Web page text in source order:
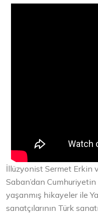
İllüzyonist Sermet Erkin
Saban’dan
yaşanmış hikayeler ile
sanatçılarının Türk